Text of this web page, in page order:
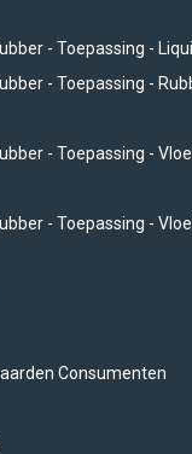
- Toepassing -
- Toepassing -
- Toepassing -
- Toepassing -
Consumenten